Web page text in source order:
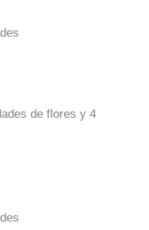
de flores y 4